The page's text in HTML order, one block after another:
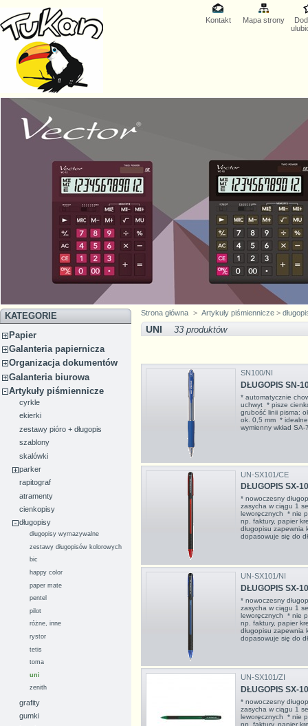
Kontakt Mapa strony
KATEGORIE
Papier
Galanteria papiernicza
Organizacja dokumentów
Galanteria biurowa
Artykuły piśmiennicze
cyrkle
ekierki
zestawy pióro + długopis
szablony
skalówki
parker
rapitograf
atramenty
cienkopisy
długopisy
długopisy wymazywalne
zestawy długopisów kolorowych
bic
happy color
paper mate
pentel
pilot
różne, inne
rystor
tetis
toma
uni
zenith
grafity
gumki
Strona główna > Artykuły piśmiennicze >
UNI 33 produktów
SN100/NI
DŁUGOPIS SN-
* automatycznie
uchwyt * pisze
grubość linii pisma:
ok. 0,5 mm *
wymienny wkład
UN-SX101/CE
DŁUGOPIS SX-
* nowoczesny
zasycha w ciągu 1
leworęcznych * nie
np. faktury, papier
długopisu
dopasowuje się do
UN-SX101/NI
DŁUGOPIS SX-
* nowoczesny
zasycha w ciągu 1
leworęcznych * nie
np. faktury, papier
długopisu
dopasowuje się do
UN-SX101/ZI
DŁUGOPIS SX-
* nowoczesny
zasycha w ciągu 1
leworęcznych * nie
np. faktury, papier